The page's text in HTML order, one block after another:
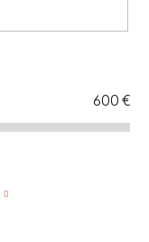
600 €